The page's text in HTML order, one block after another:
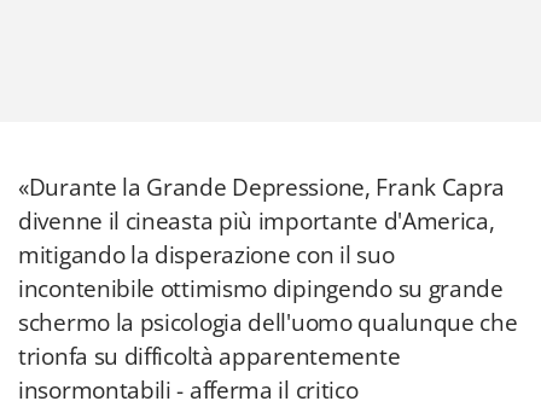
«Durante la Grande Depressione, Frank Capra
divenne il cineasta più importante d'America,
mitigando la disperazione con il suo
incontenibile ottimismo dipingendo su grande
schermo la psicologia dell'uomo qualunque che
trionfa su difficoltà apparentemente
insormontabili - afferma il critico